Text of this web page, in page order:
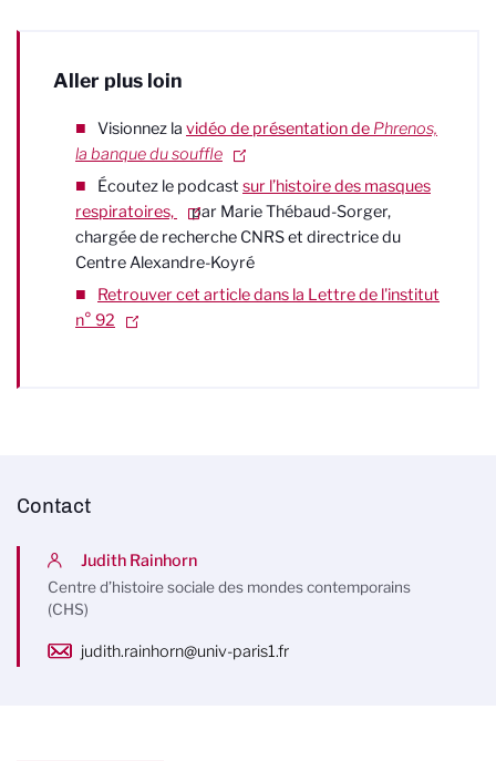
Aller plus loin
Visionnez la vidéo de présentation de Phrenos,
la banque du souffle
Écoutez le podcast sur l’histoire des masques
respiratoires,
par Marie Thébaud-Sorger,
chargée de recherche CNRS et directrice du
Centre Alexandre-Koyré
Retrouver cet article dans la Lettre de l'institut
n° 92
Contact
Judith Rainhorn
Centre d’histoire sociale des mondes contemporains
(CHS)
judith.rainhorn@univ-paris1.fr